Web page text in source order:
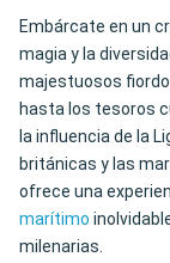
Embárcate en un
magia y la
majestuosos
hasta los tesoros
la influencia de la
británicas y las
ofrece una
marítimo
milenarias.